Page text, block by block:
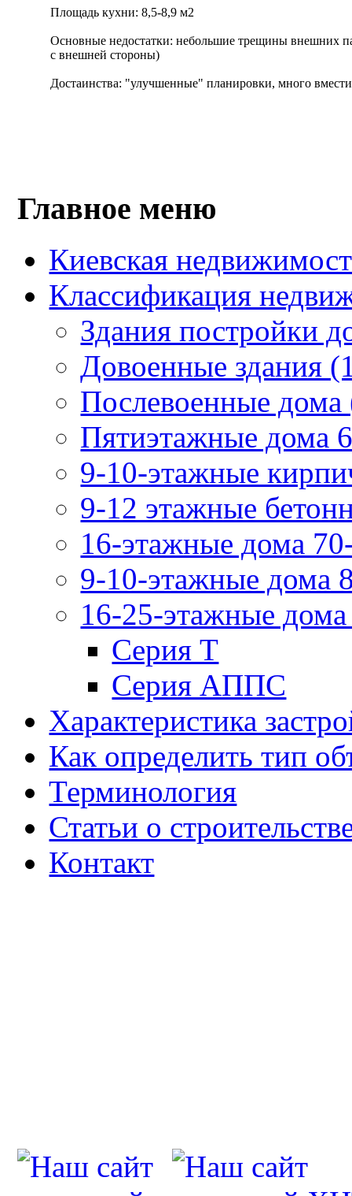
Площадь кухни: 8,5-8,9 м2
Основные недостатки: небольшие трещины внешних
с внешней стороны)
Достаинства: "улучшенные" планировки, много
Главное меню
Киевская
Классификация
Здания постройки
Довоенные здания
Послевоенные дома
Пятиэтажные дома
9-10-этажные
9-12 этажные
16-этажные дома
9-10-этажные дома
16-25-этажные
Серия Т
Серия АППС
Характеристика
Как определить тип
Терминология
Статьи о
Контакт